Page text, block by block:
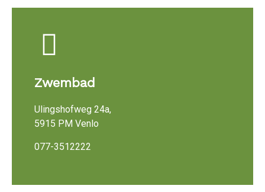
Zwembad
Ulingshofweg 24a,
5915 PM Venlo
077-3512222